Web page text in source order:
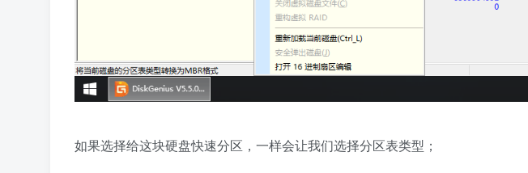
如果选择给这块硬盘快速分区，一样会让我们选择分区表类型；